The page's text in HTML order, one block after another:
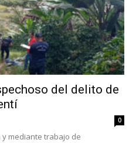
del delito de
0
y mediante trabajo de